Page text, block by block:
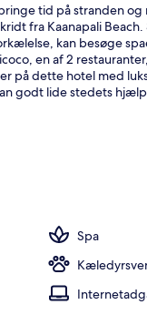
tid på stranden
fra Kaanapali
kan besøge
en af 2
på dette hotel med
godt lide stedets
Spa